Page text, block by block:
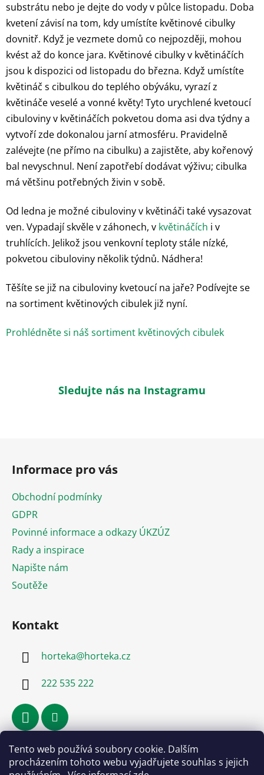
Tento web používá soubory cookie. Dalším
procházením tohoto webu vyjadřujete souhlas s jejich
substrátu nebo je dejte do vody v půlce listopadu. Doba
kvetení závisí na tom, kdy umístíte květinové cibulky
dovnitř. Když je vezmete domů co nejpozději, mohou
kvést až do konce jara. Květinové cibulky v květináčích
jsou k dispozici od listopadu do března. Když umístíte
květináč s cibulkou do teplého obýváku, vyrazí z
květináče veselé a vonné květy! Tyto urychlené kvetoucí
cibuloviny v květináčích pokvetou doma asi dva týdny a
vytvoří zde dokonalou jarní atmosféru. Pravidelně
zalévejte (ne přímo na cibulku) a zajistěte, aby kořenový
bal nevyschnul. Není zapotřebí dodávat výživu; cibulka
má většinu potřebných živin v sobě.
Od ledna je možné cibuloviny v květináči také vysazovat
ven. Vypadají skvěle v záhonech, v květináčích i v
truhlících. Jelikož jsou venkovní teploty stále nízké,
pokvetou cibuloviny několik týdnů. Nádhera!
Těšíte se již na cibuloviny kvetoucí na jaře? Podívejte se
na sortiment květinových cibulek již nyní.
Prohlédněte si náš sortiment květinových cibulek
Sledujte nás na Instagramu
Informace pro vás
Obchodní podmínky
GDPR
Povinné informace a odkazy ÚKZÚZ
Rady a inspirace
Napište nám
Soutěže
Kontakt
horteka@horteka.cz
222 535 222
Přijímáme online platby